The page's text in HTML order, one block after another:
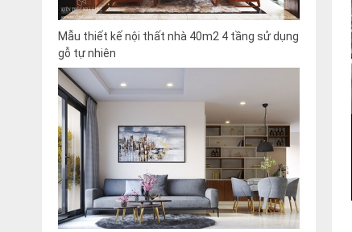
Mẫu thiết kế nội thất nhà 40m2 4 tầng sử dụng
gỗ tự nhiên